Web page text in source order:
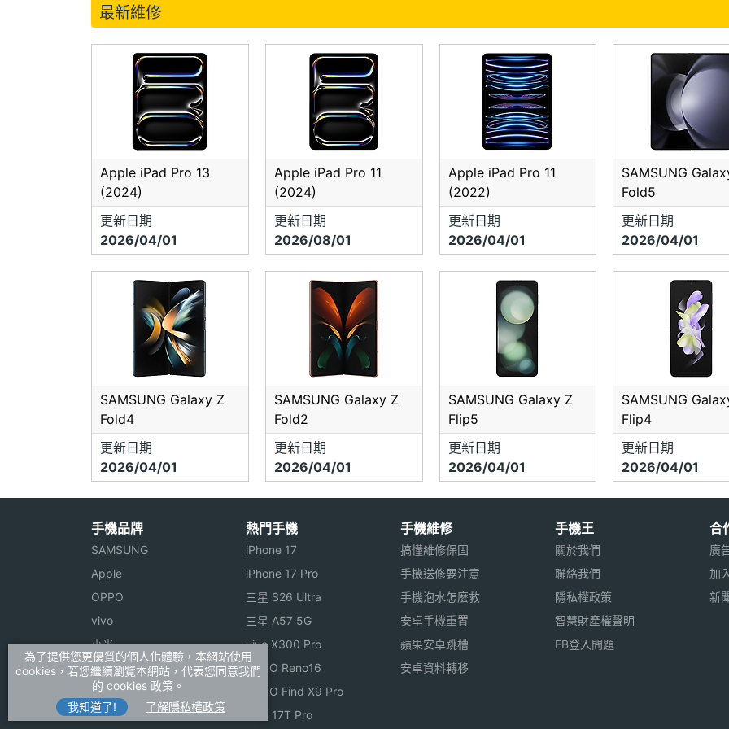
最新維修
Apple iPad Pro 13
(2024)
更新日期
2026/04/01
Apple iPad Pro 11
(2024)
更新日期
2026/08/01
Apple iPad Pro 11
(2022)
更新日期
2026/04/01
SAMSUNG
Fold5
更新日期
2026/04/01
SAMSUNG Galaxy Z
Fold4
更新日期
2026/04/01
SAMSUNG Galaxy Z
Fold2
更新日期
2026/04/01
SAMSUNG Galaxy Z
Flip5
更新日期
2026/04/01
SAMSUNG
Flip4
更新日期
2026/04/01
手機品牌
SAMSUNG
Apple
OPPO
vivo
小米
ASUS
Sony
realme
熱門手機
iPhone 17
iPhone 17 Pro
三星 S26 Ultra
三星 A57 5G
vivo X300 Pro
OPPO Reno16
OPPO Find X9 Pro
小米 17T Pro
手機維修
搞懂維修保固
手機送修要注意
手機泡水怎麼救
安卓手機重置
蘋果安卓跳槽
安卓資料轉移
手機王
關於我們
聯絡我們
隱私權政策
智慧財產權聲明
FB登入問題
合
廣
加
新
為了提供您更優質的個人化體驗，本網站使用
cookies，若您繼續瀏覽本網站，代表您同意我們
的 cookies 政策。
我知道了!
了解隱私權政策